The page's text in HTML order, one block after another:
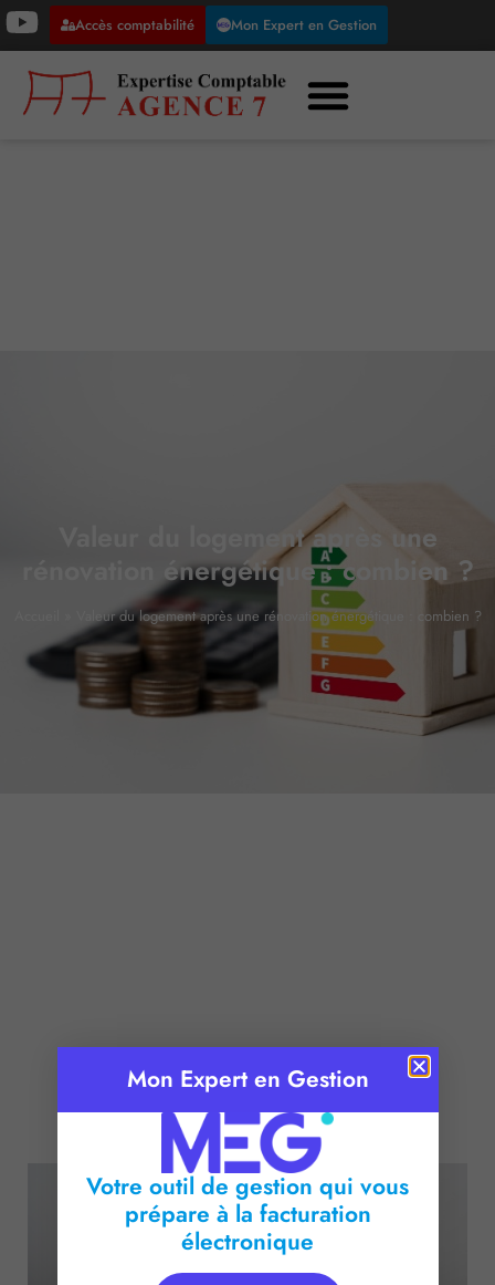
Accès comptabilité Mon Expert en Gestion
Valeur du logement après une
rénovation énergétique : combien ?
Valeur du logement après une rénovation énergétique : combien ?
Publié le : 22 mai 2026
Temps de lecture : < 1
Mon Expert en Gestion
Votre outil de gestion qui vous
prépare à la facturation
électronique